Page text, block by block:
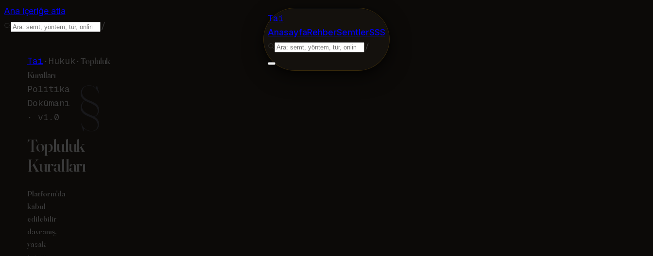
Ana içeriğe atla
Tai
AnasayfaRehberSemtlerSSS
/
/
Tai · Hukuk · Topluluk
Kuralları
Politika
Dokümanı
· v1.0
Topluluk
Kuralları
Platform'da
kabul
edilebilir
davranış,
yasak